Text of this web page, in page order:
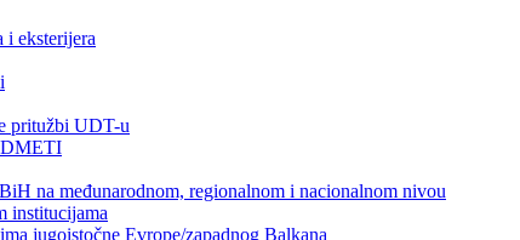
i eksterijera
pritužbi UDT-u
na međunarodnom, regionalnom i nacionalnom nivou
institucijama
jugoistočne Evrope/zapadnog Balkana